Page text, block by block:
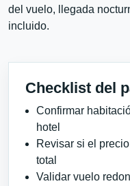
del vuelo, llegada
incluido.
Checklist del
Confirmar
hotel
Revisar si el
total
Validar vuelo